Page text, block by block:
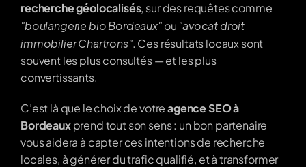
recherche géolocalisés
"boulangerie bio Bordeaux" ou "avocat droit
immobilier Chartrons". Ces résultats locaux sont
souvent les plus consultés — et les plus
convertissants.
C’est là que le choix de votre agence SEO à
Bordeaux prend tout son sens : un bon partenaire
vous aidera à capter ces intentions de recherche
locales, à générer du trafic qualifié, et à transformer